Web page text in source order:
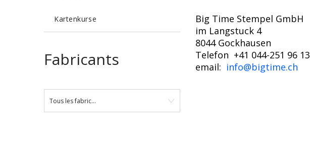
Big Time Stempel GmbH
im Langstuck 4
8044 Gockhausen
Telefon +41 044-251 96 13
email: info@bigtime.ch
Kartenkurse
Fabricants
Tous les fabricants